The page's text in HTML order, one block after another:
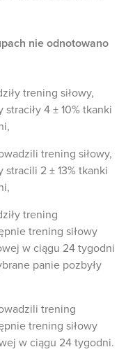
nie odnotowano
trening siłowy,
4 ± 10% tkanki
trening siłowy,
2 ± 13% tkanki
trening
trening siłowy
w ciągu 24 tygodni
panie pozbyły
trening
trening siłowy
w ciągu 24 tygodni.